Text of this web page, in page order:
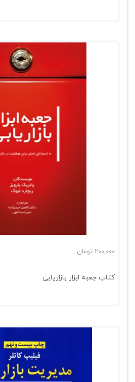
200,000 تومان
کتاب جعبه ابزار بازاریابی